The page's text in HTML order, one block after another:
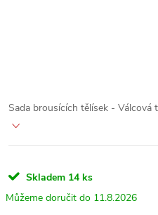
Sada brousících tělísek - Válcová
Skladem 14 ks
11.8.2026